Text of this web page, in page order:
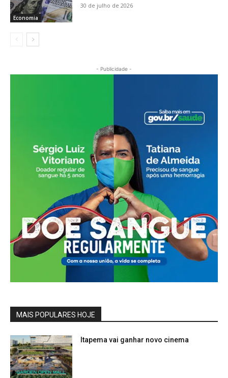
Economia
30 de julho de 2026
- Publicidade -
MAIS POPULARES HOJE
Itapema vai ganhar novo cinema